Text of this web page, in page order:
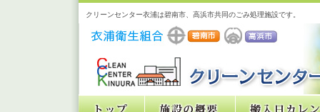
クリーンセンター衣浦は碧南市、高浜市共同のごみ処理施設です。